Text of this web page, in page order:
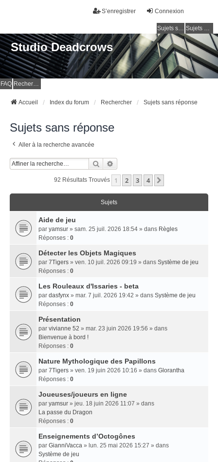
Connexion
S’enregistrer
Sujets sans réponse Sujets actifs
Studio Deadcrows
FAQ Rechercher
Accueil Index du forum Rechercher Sujets sans réponse
Sujets sans réponse
Aller à la recherche avancée
Rechercher
92 Résultats Trouvés 1 2 3 4
Sujets
Aide de jeu
par yamsur » sam. 25 juil. 2026 18:54 » dans Règles
Réponses : 0
Détecter les Objets Magiques
par 7Tigers » ven. 10 juil. 2026 09:19 » dans Système de jeu
Réponses : 0
Les Rouleaux d'Issaries - beta
par dasfynx » mar. 7 juil. 2026 19:42 » dans Système de jeu
Réponses : 0
Présentation
par vivianne 52 » mar. 23 juin 2026 19:56 » dans
Bienvenue à bord !
Réponses : 0
Nature Mythologique des Papillons
par 7Tigers » ven. 19 juin 2026 10:16 » dans Glorantha
Réponses : 0
Joueuses/joueurs en ligne
par yamsur » jeu. 18 juin 2026 11:07 » dans
La passe du Dragon
Réponses : 0
Enseignements dʼOctogônes
par GianniVacca » lun. 25 mai 2026 15:27 » dans
Système de jeu